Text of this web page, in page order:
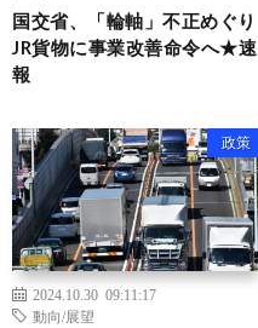
国交省、「輪軸」不正めぐり
JR貨物に事業改善命令へ★速
報
政策
2024.10.30 09:11:17
動向/展望